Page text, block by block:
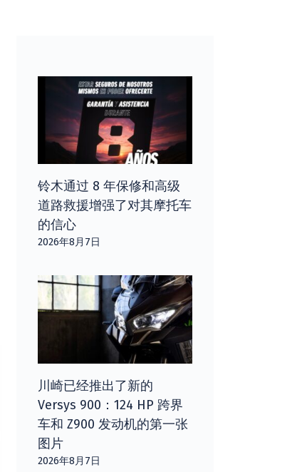
铃木通过 8 年保修和高级
道路救援增强了对其摩托车
的信心
2026年8月7日
川崎已经推出了新的
Versys 900：124 HP 跨界
车和 Z900 发动机的第一张
图片
2026年8月7日